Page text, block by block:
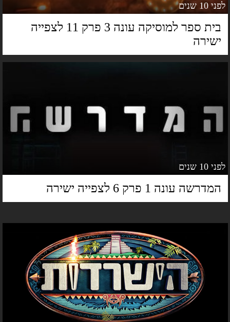
שנים
בית ספר למוסיקה עונה 3 פרק 11 לצפייה
שנים
עונה 1 פרק 6 לצפייה ישירה